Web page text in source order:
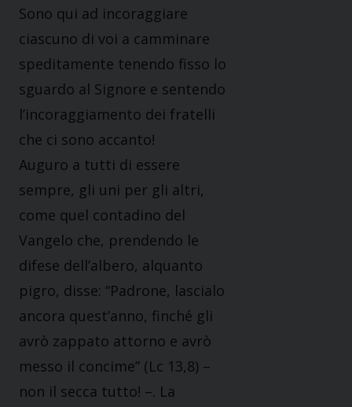
Sono qui ad incoraggiare
ciascuno di voi a camminare
speditamente tenendo fisso lo
sguardo al Signore e sentendo
l’incoraggiamento dei fratelli
che ci sono accanto!
Auguro a tutti di essere
sempre, gli uni per gli altri,
come quel contadino del
Vangelo che, prendendo le
difese dell’albero, alquanto
pigro, disse: “Padrone, lascialo
ancora quest’anno, finché gli
avrò zappato attorno e avrò
messo il concime” (Lc 13,8) –
non il secca tutto! –. La